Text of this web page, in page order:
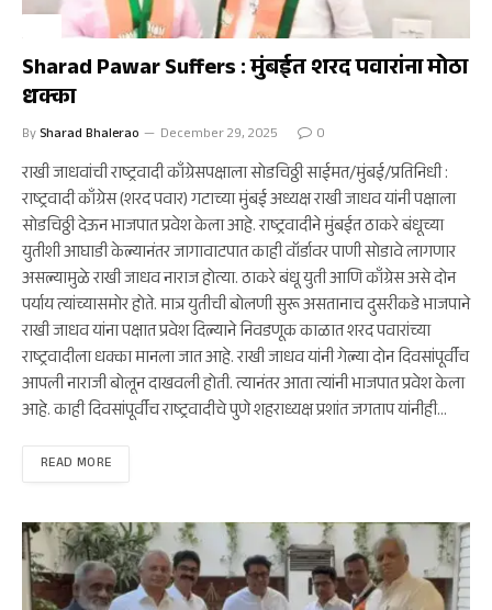
Sharad Pawar Suffers : मुंबईत शरद पवारांना मोठा
धक्का
By Sharad Bhalerao December 29, 2025 0
राखी जाधवांची राष्ट्रवादी काँग्रेसपक्षाला सोडचिठ्ठी साईमत/मुंबई/प्रतिनिधी :
राष्ट्रवादी काँग्रेस (शरद पवार) गटाच्या मुंबई अध्यक्ष राखी जाधव यांनी पक्षाला
सोडचिठ्ठी देऊन भाजपात प्रवेश केला आहे. राष्ट्रवादीने मुंबईत ठाकरे बंधूच्या
युतीशी आघाडी केल्यानंतर जागावाटपात काही वॉर्डावर पाणी सोडावे लागणार
असल्यामुळे राखी जाधव नाराज होत्या. ठाकरे बंधू युती आणि काँग्रेस असे दोन
पर्याय त्यांच्यासमोर होते. मात्र युतीची बोलणी सुरू असतानाच दुसरीकडे भाजपाने
राखी जाधव यांना पक्षात प्रवेश दिल्याने निवडणूक काळात शरद पवारांच्या
राष्ट्रवादीला धक्का मानला जात आहे. राखी जाधव यांनी गेल्या दोन दिवसांपूर्वीच
आपली नाराजी बोलून दाखवली होती. त्यानंतर आता त्यांनी भाजपात प्रवेश केला
आहे. काही दिवसांपूर्वीच राष्ट्रवादीचे पुणे शहराध्यक्ष प्रशांत जगताप यांनीही…
READ MORE